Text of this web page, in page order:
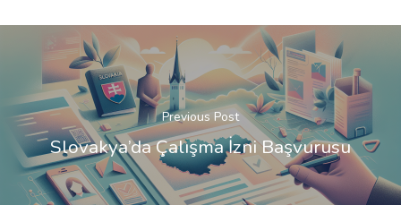
Previous Post
Slovakya’da Çalışma İzni Başvurusu